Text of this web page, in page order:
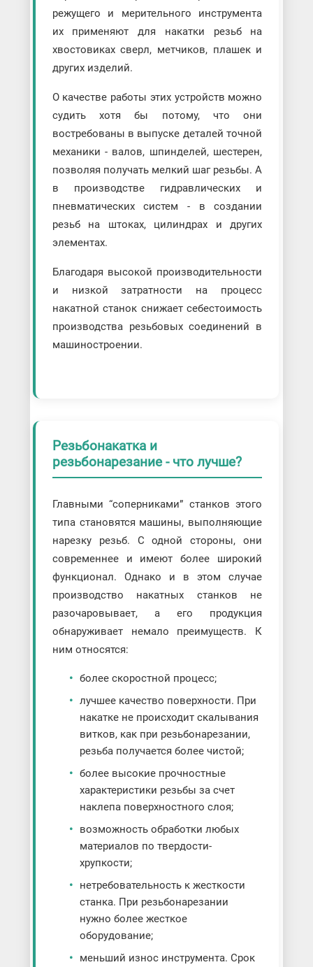
режущего и мерительного инструмента
их применяют для накатки резьб на
хвостовиках сверл, метчиков, плашек и
других изделий.
О качестве работы этих устройств можно
судить хотя бы потому, что они
востребованы в выпуске деталей точной
механики - валов, шпинделей, шестерен,
позволяя получать мелкий шаг резьбы. А
в производстве гидравлических и
пневматических систем - в создании
резьб на штоках, цилиндрах и других
элементах.
Благодаря высокой производительности
и низкой затратности на процесс
накатной станок снижает себестоимость
производства резьбовых соединений в
машиностроении.
Резьбонакатка и
резьбонарезание - что лучше?
Главными “соперниками” станков этого
типа становятся машины, выполняющие
нарезку резьб. С одной стороны, они
современнее и имеют более широкий
функционал. Однако и в этом случае
производство накатных станков не
разочаровывает, а его продукция
обнаруживает немало преимуществ. К
ним относятся:
более скоростной процесс;
лучшее качество поверхности. При
накатке не происходит скалывания
витков, как при резьбонарезании,
резьба получается более чистой;
более высокие прочностные
характеристики резьбы за счет
наклепа поверхностного слоя;
возможность обработки любых
материалов по твердости-
хрупкости;
нетребовательность к жесткости
станка. При резьбонарезании
нужно более жесткое
оборудование;
меньший износ инструмента. Срок